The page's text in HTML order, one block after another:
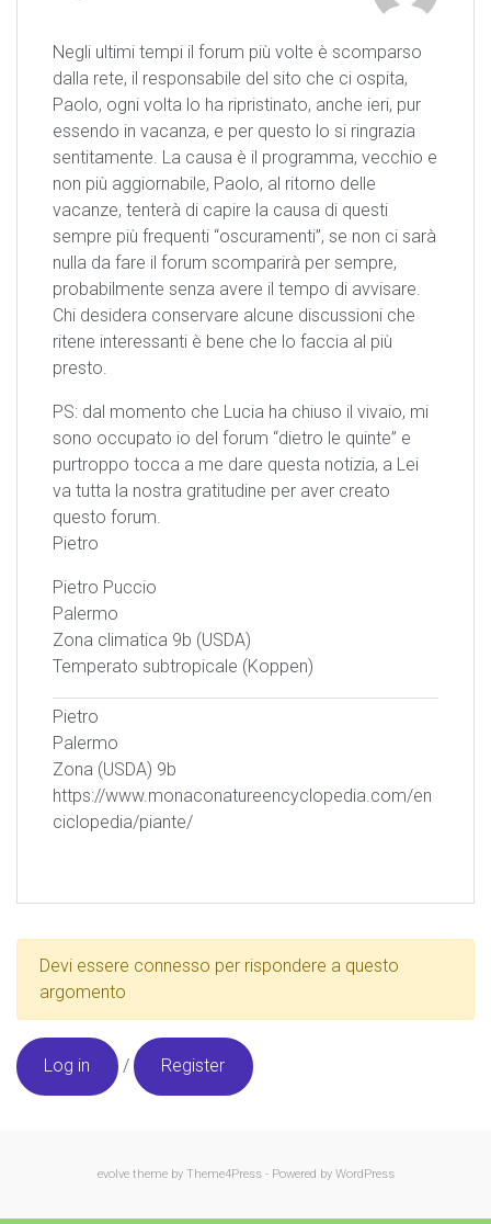
Negli ultimi tempi il forum più volte è scomparso
dalla rete, il responsabile del sito che ci ospita,
Paolo, ogni volta lo ha ripristinato, anche ieri, pur
essendo in vacanza, e per questo lo si ringrazia
sentitamente. La causa è il programma, vecchio e
non più aggiornabile, Paolo, al ritorno delle
vacanze, tenterà di capire la causa di questi
sempre più frequenti “oscuramenti”, se non ci sarà
nulla da fare il forum scomparirà per sempre,
probabilmente senza avere il tempo di avvisare.
Chi desidera conservare alcune discussioni che
ritene interessanti è bene che lo faccia al più
presto.
PS: dal momento che Lucia ha chiuso il vivaio, mi
sono occupato io del forum “dietro le quinte” e
purtroppo tocca a me dare questa notizia, a Lei
va tutta la nostra gratitudine per aver creato
questo forum.
Pietro
Pietro Puccio
Palermo
Zona climatica 9b (USDA)
Temperato subtropicale (Koppen)
Pietro
Palermo
Zona (USDA) 9b
https://www.monaconatureencyclopedia.com/en
ciclopedia/piante/
Devi essere connesso per rispondere a questo
argomento
Log in / Register
evolvetheme by Theme4Press - Powered by WordPress